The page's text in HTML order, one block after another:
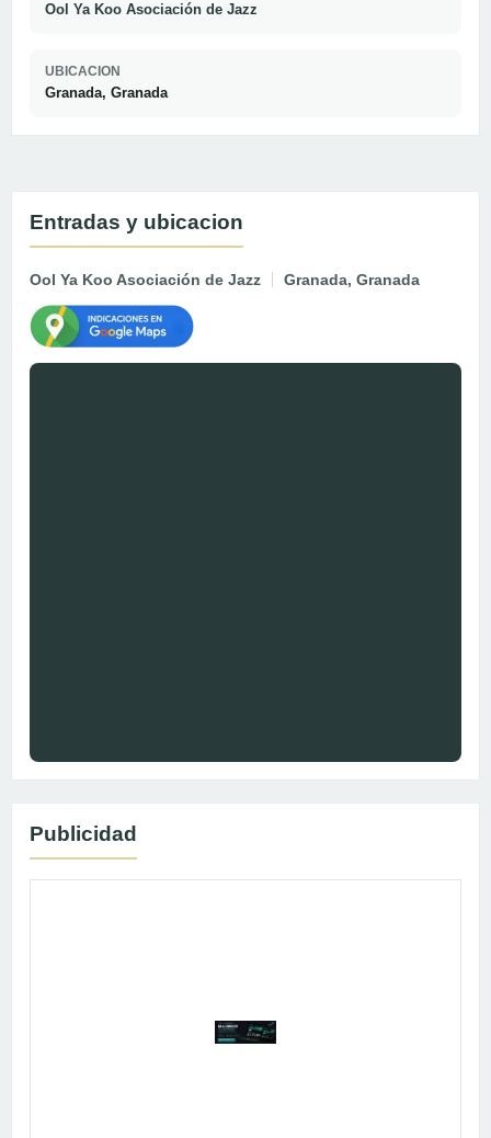
Ool Ya Koo Asociación de Jazz
UBICACION
Granada, Granada
Entradas y ubicacion
Ool Ya Koo Asociación de Jazz Granada, Granada
Publicidad
Publicidad